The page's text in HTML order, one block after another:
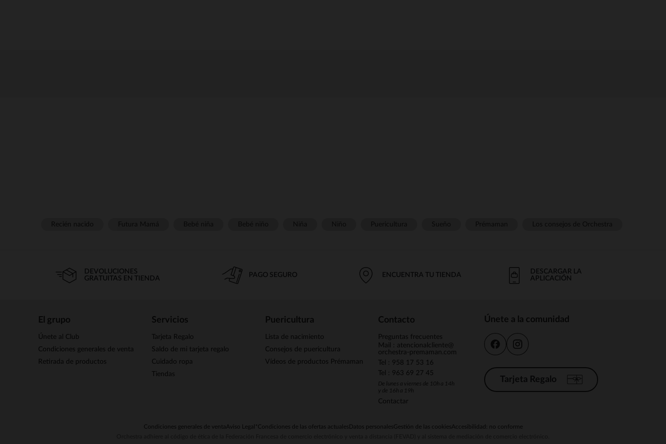
DEVOLUCIONES
GRATUITAS EN TIENDA
PAGO SEGURO ENCUENTRA TU TIENDA
DESCARGAR LA
APLICACIÓN
El grupo
Únete al Club
Condiciones generales de venta
Retirada de productos
Servicios
Tarjeta Regalo
Saldo de mi tarjeta regalo
Cuidado ropa
Tiendas
Puericultura
Lista de nacimiento
Consejos de puericultura
Vídeos de productos Prémaman
Contacto
Preguntas frecuentes
Mail : atencionalcliente@
orchestra-premaman.com
Tel : 958 17 53 16
Tel : 963 69 27 45
De lunes a viernes de 10h a 14h
y de 16h a 19h
Contactar
Únete a la comunidad
Tarjeta Regalo
Condiciones generales de ventaAviso Legal *Condiciones de las ofertas actuales Datos personalesGestión de las cookiesAccesibilidad: no conforme